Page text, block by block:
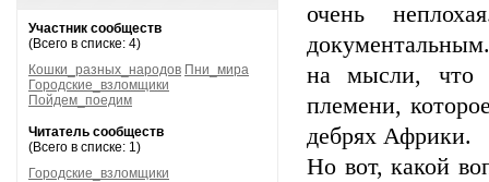
Участник сообществ
(Всего в списке: 4)
Кошки_разных_народов Пни_мира
Городские_взломщики
Пойдем_поедим
Читатель сообществ
(Всего в списке: 1)
Городские_взломщики
очень
на мысли, что
племени,
дебрях Африки.
Но вот, какой